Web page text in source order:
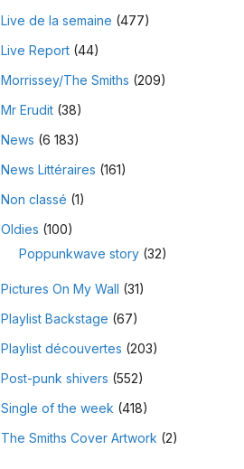
Live de la semaine (477)
Live Report(44)
Morrissey/The Smiths (209)
Mr Erudit(38)
News (6 183)
News Littéraires (161)
Non classé (1)
Oldies (100)
Poppunkwave story(32)
Pictures On My Wall (31)
Playlist Backstage (67)
Playlist découvertes (203)
Post-punk shivers (552)
Single of the week (418)
The Smiths Cover Artwork (2)